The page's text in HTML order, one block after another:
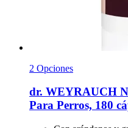
2 Opciones
dr. WEYRAUCH
Para Perros, 180